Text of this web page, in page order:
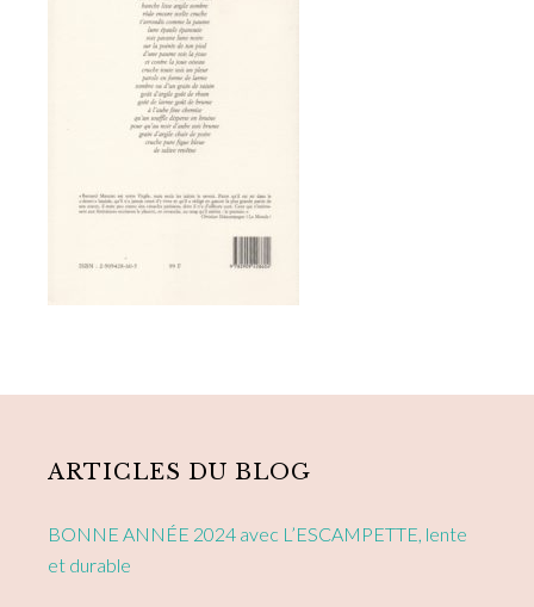
Sidebar
ARTICLES DU BLOG
BONNE ANNÉE 2024 avec L’ESCAMPETTE, lente
et durable